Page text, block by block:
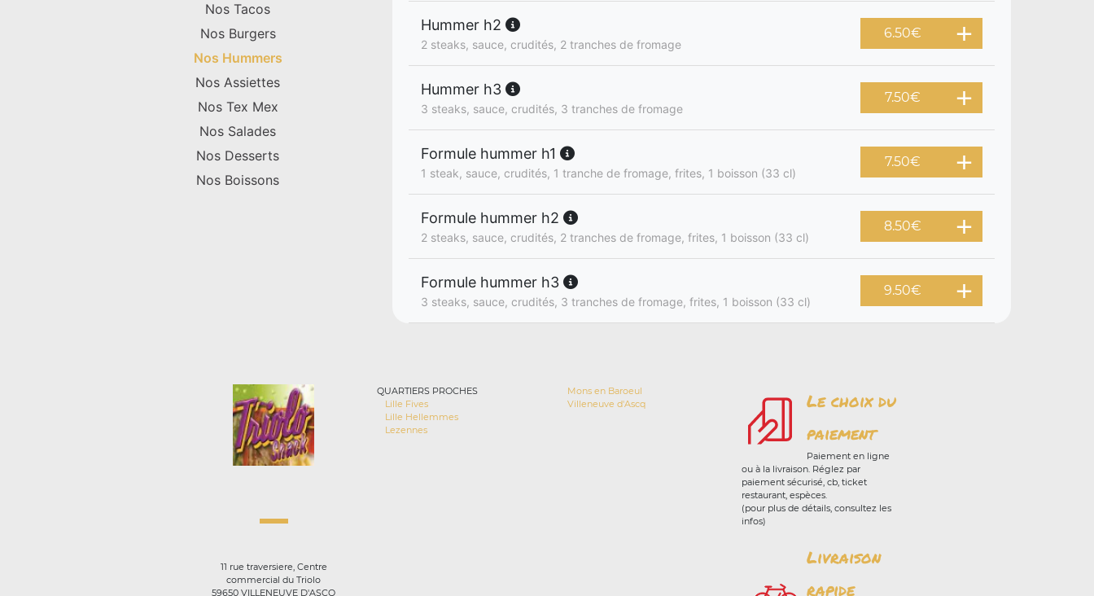
Nos Tacos
Nos Burgers
Nos Hummers
Nos Assiettes
Nos Tex Mex
Nos Salades
Nos Desserts
Nos Boissons
Hummer h2
2 steaks, sauce, crudités, 2 tranches de fromage
6.50€
Hummer h3
3 steaks, sauce, crudités, 3 tranches de fromage
7.50€
Formule hummer h1
1 steak, sauce, crudités, 1 tranche de fromage, frites, 1 boisson (33 cl)
7.50€
Formule hummer h2
2 steaks, sauce, crudités, 2 tranches de fromage, frites, 1 boisson (33 cl)
8.50€
Formule hummer h3
3 steaks, sauce, crudités, 3 tranches de fromage, frites, 1 boisson (33 cl)
9.50€
11 rue traversiere, Centre
commercial du Triolo
59650 VILLENEUVE D'ASCQ
QUARTIERS PROCHES
Lille Fives
Lille Hellemmes
Lezennes
Mons en Baroeul
Villeneuve d'Ascq
Le choix du
paiement
Paiement en ligne
ou à la livraison. Réglez par
paiement sécurisé, cb, ticket
restaurant, espèces.
(pour plus de détails, consultez les
infos)
Livraison
rapide